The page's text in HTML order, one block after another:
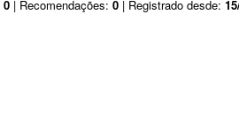
0 | Recomendações: 0 | Registrado desde: